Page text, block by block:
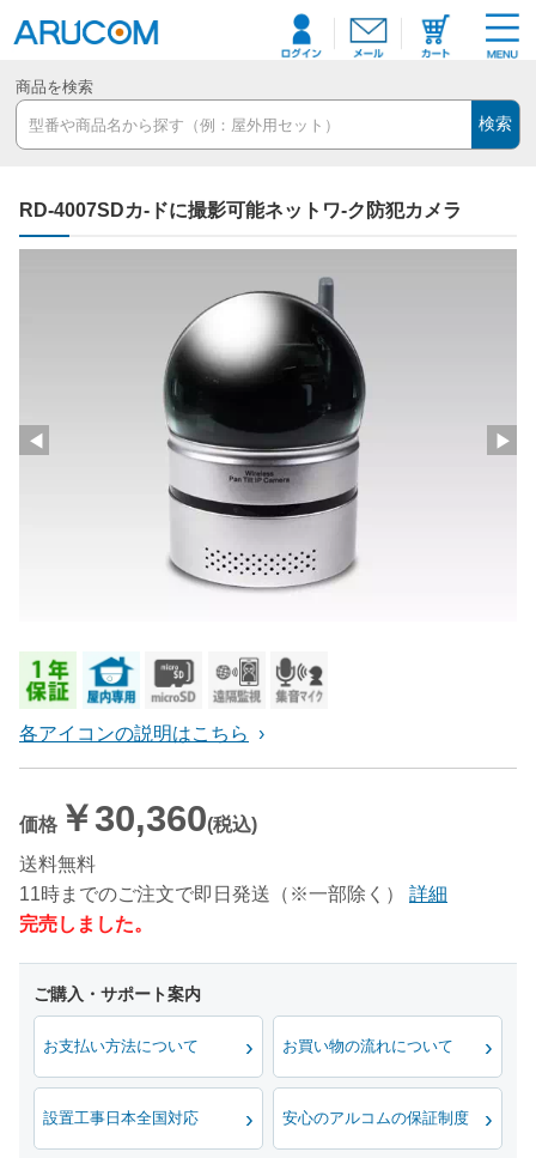
商品を検索
検索
RD-4007SDカ-ドに撮影可能ネットワ-ク防犯カメラ
◀ ▶
各アイコンの説明はこちら
価格 ￥30,360(税込)
送料無料
11時までのご注文で即日発送（※一部除く）
詳細
完売しました。
お支払い方法について お買い物の流れについて
設置工事日本全国対応 安心のアルコムの保証制度